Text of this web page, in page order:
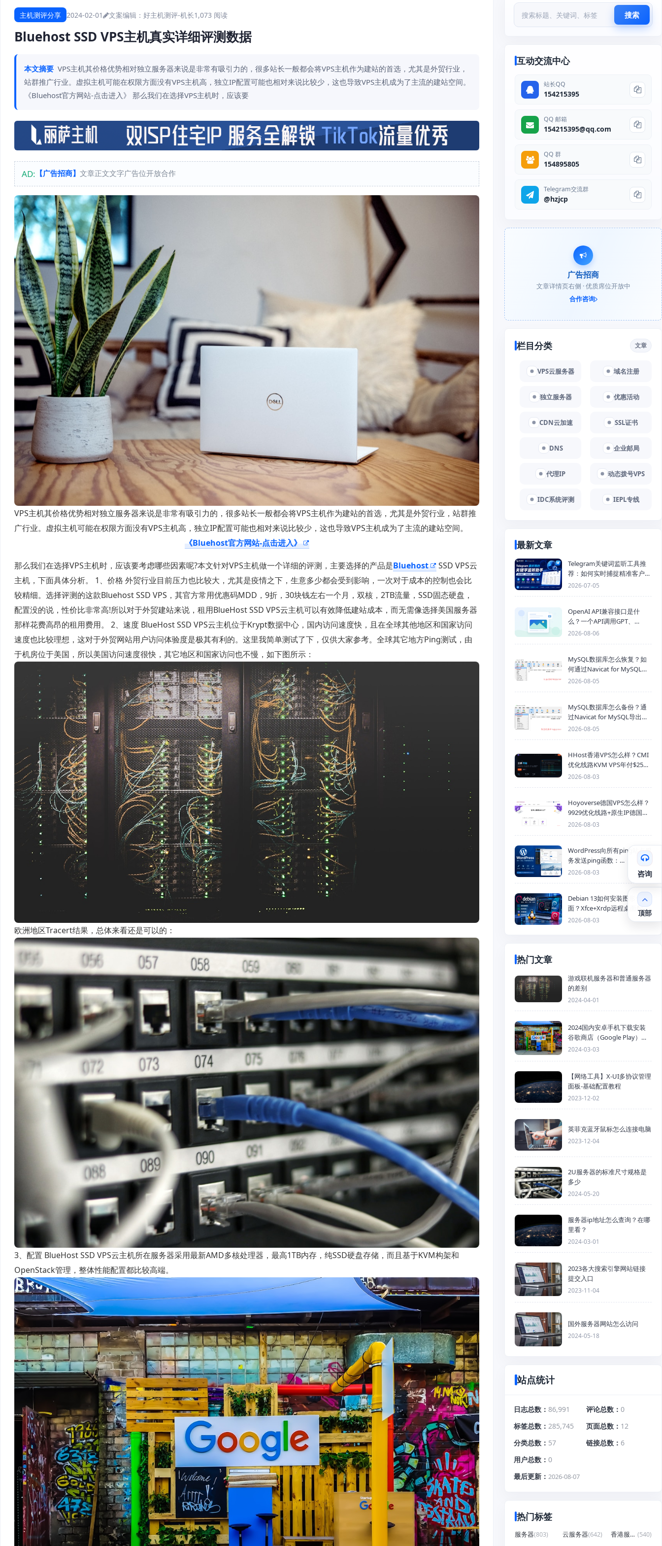
主机测评分享 2024-02-01 文案编辑：好主机测评-机长1,073 阅读
Bluehost SSD VPS主机真实详细评测数据
本文摘要 VPS主机其价格优势相对独立服务器来说是非常有吸引力的，很多站长一般都会将VPS主机作为建站的首选，尤其是外贸行业，
站群推广行业。虚拟主机可能在权限方面没有VPS主机高，独立IP配置可能也相对来说比较少，这也导致VPS主机成为了主流的建站空间。
《Bluehost官方网站-点击进入》 那么我们在选择VPS主机时，应该要
AD: 【广告招商】 文章正文文字广告位开放合作
VPS主机其价格优势相对独立服务器来说是非常有吸引力的，很多站长一般都会将VPS主机作为建站的首选，尤其是外贸行业，站群推
广行业。虚拟主机可能在权限方面没有VPS主机高，独立IP配置可能也相对来说比较少，这也导致VPS主机成为了主流的建站空间。
《Bluehost官方网站-点击进入》
那么我们在选择VPS主机时，应该要考虑哪些因素呢?本文针对VPS主机做一个详细的评测，主要选择的产品是Bluehost
SSD VPS云
主机，下面具体分析。 1、价格 外贸行业目前压力也比较大，尤其是疫情之下，生意多少都会受到影响，一次对于成本的控制也会比
较精细。选择评测的这款Bluehost SSD VPS，其官方常用优惠码MDD，9折，30块钱左右一个月，双核，2TB流量，SSD固态硬盘，
配置没的说，性价比非常高!所以对于外贸建站来说，租用BlueHost SSD VPS云主机可以有效降低建站成本，而无需像选择美国服务器
那样花费高昂的租用费用。 2、速度 BlueHost SSD VPS云主机位于Krypt数据中心，国内访问速度快，且在全球其他地区和国家访问
速度也比较理想，这对于外贸网站用户访问体验度是极其有利的。这里我简单测试了下，仅供大家参考。全球其它地方Ping测试，由
于机房位于美国，所以美国访问速度很快，其它地区和国家访问也不慢，如下图所示：
欧洲地区Tracert结果，总体来看还是可以的：
3、配置 BlueHost SSD VPS云主机所在服务器采用最新AMD多核处理器，最高1TB内存，纯SSD硬盘存储，而且基于KVM构架和
OpenStack管理，整体性能配置都比较高端。
搜索
互动交流中心
站长QQ
154215395
QQ 邮箱
154215395@qq.com
QQ 群
154895805
Telegram交流群
@hzjcp
广告招商
文章详情页右侧 · 优质席位开放中
合作咨询
栏目分类 文章
VPS云服务器 域名注册
独立服务器 优惠活动
CDN云加速 SSL证书
DNS 企业邮局
代理IP 动态拨号VPS
IDC系统评测 IEPL专线
最新文章
Telegram关键词监听工具推
荐：如何实时捕捉精准客户，
提高获客效率？
2026-07-05
OpenAI API兼容接口是什
么？一个API调用GPT、
Claude、Gemini、DeepSeek
2026-08-06
MySQL数据库怎么恢复？如
何通过Navicat for MySQL导
入SQL备份文件
2026-08-05
MySQL数据库怎么备份？通
过Navicat for MySQL导出
Mysql数据库为SQL格式备份
2026-08-05
HHost香港VPS怎么样？CMI
优化线路KVM VPS年付$25
起，4GB内存优惠套餐
2026-08-03
Hoyoverse德国VPS怎么样？
9929优化线路+原生IP德国
KVM VPS推荐
2026-08-03
WordPress向所有ping站点服
务发送ping函数：
generic_ping
2026-08-03
Debian 13如何安装图形化桌
面？Xfce+Xrdp远程桌面配置
教程
2026-08-03
热门文章
游戏联机服务器和普通服务器
的差别
2024-04-01
2024国内安卓手机下载安装
谷歌商店（Google Play）详
细步骤
2024-03-03
【网络工具】X-UI多协议管理
面板-基础配置教程
2023-12-02
英菲克蓝牙鼠标怎么连接电脑
2023-12-04
2U服务器的标准尺寸规格是
多少
2024-05-20
服务器ip地址怎么查询？在哪
里看？
2024-03-01
2023各大搜索引擎网站链接
提交入口
2023-11-04
国外服务器网站怎么访问
2024-05-18
站点统计
日志总数 86,991 评论总数
0
标签总数
285,745 页面总数
12
分类总数
57 链接总数
6
用户总数
0
最后更新
2026-08-07
热门标签
服务器(803) 云服务器(642) 香港服务器 (540)
咨询
顶部